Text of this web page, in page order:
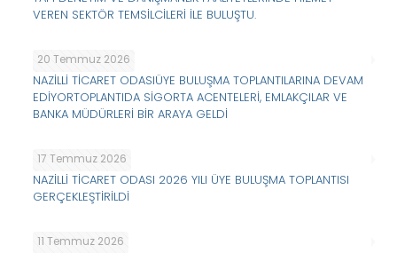
VEREN SEKTÖR TEMSİLCİLERİ İLE BULUŞTU.
20 Temmuz 2026
NAZİLLİ TİCARET ODASIÜYE BULUŞMA TOPLANTILARINA DEVAM
EDİYORTOPLANTIDA SİGORTA ACENTELERİ, EMLAKÇILAR VE
BANKA MÜDÜRLERİ BİR ARAYA GELDİ
17 Temmuz 2026
NAZİLLİ TİCARET ODASI 2026 YILI ÜYE BULUŞMA TOPLANTISI
GERÇEKLEŞTİRİLDİ
11 Temmuz 2026